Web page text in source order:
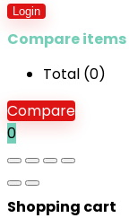
Login
Compare items
Total (0)
Compare
0
Shopping cart